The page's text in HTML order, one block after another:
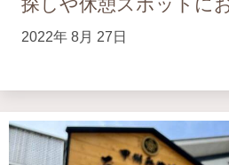
2022年 8月 27日